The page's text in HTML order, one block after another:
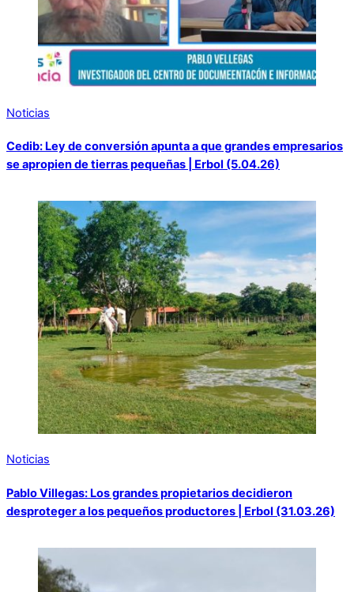
Noticias
Cedib: Ley de conversión apunta a que grandes empresarios
se apropien de tierras pequeñas | Erbol (5.04.26)
Noticias
Pablo Villegas: Los grandes propietarios decidieron
desproteger a los pequeños productores | Erbol (31.03.26)